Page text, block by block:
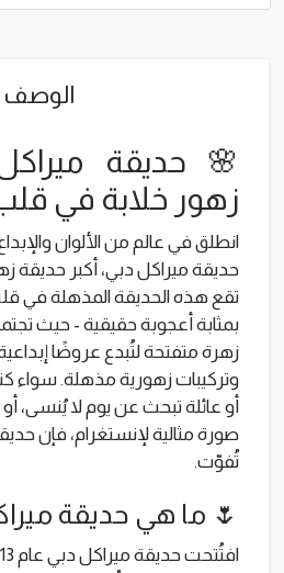
الوصف
🌸 حديقة
زهور خلابة في
انطلق في عالم من الألوان
حديقة ميراكل دبي، أكبر حديقة
تقع هذه الحديقة المذهلة في
زهرة متفتحة لتُبدع عروضًا
وتركيبات زهورية مذهلة. سواء
أو عائلة تبحث عن يوم لا يُنسى،
صورة مثالية لإنستغرام، فإن
تُفوّت.
🌷 ما هي حديقة